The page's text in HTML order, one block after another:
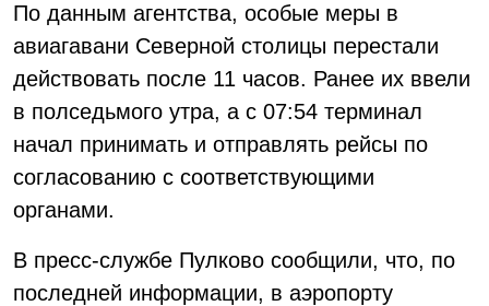
По данным агентства, особые меры в
авиагавани Северной столицы перестали
действовать после 11 часов. Ранее их ввели
в полседьмого утра, а с 07:54 терминал
начал принимать и отправлять рейсы по
согласованию с соответствующими
органами.
В пресс-службе Пулково сообщили, что, по
последней информации, в аэропорту